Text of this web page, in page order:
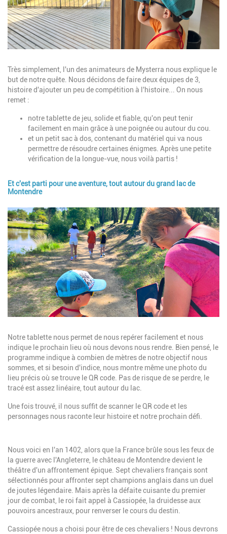
Description
Très simplement, l'un des animateurs de Mysterra nous explique le
but de notre quête. Nous décidons de faire deux équipes de 3,
histoire d'ajouter un peu de compétition à l'histoire... On nous
remet :
notre tablette de jeu, solide et fiable, qu'on peut tenir
facilement en main grâce à une poignée ou autour du cou.
et un petit sac à dos, contenant du matériel qui va nous
permettre de résoudre certaines énigmes. Après une petite
vérification de la longue-vue, nous voilà partis !
Et c'est parti pour une aventure, tout autour du grand lac de
Montendre
Image
Description
Notre tablette nous permet de nous repérer facilement et nous
indique le prochain lieu où nous devons nous rendre. Bien pensé, le
programme indique à combien de mètres de notre objectif nous
sommes, et si besoin d'indice, nous montre même une photo du
lieu précis où se trouve le QR code. Pas de risque de se perdre, le
tracé est assez linéaire, tout autour du lac.
Une fois trouvé, il nous suffit de scanner le QR code et les
personnages nous raconte leur histoire et notre prochain défi.
Description
Nous voici en l'an 1402, alors que la France brûle sous les feux de
la guerre avec l'Angleterre, le château de Montendre devient le
théâtre d'un affrontement épique. Sept chevaliers français sont
sélectionnés pour affronter sept champions anglais dans un duel
de joutes légendaire. Mais après la défaite cuisante du premier
jour de combat, le roi fait appel à Cassiopée, la druidesse aux
pouvoirs ancestraux, pour renverser le cours du destin.
Cassiopée nous a choisi pour être de ces chevaliers ! Nous devrons